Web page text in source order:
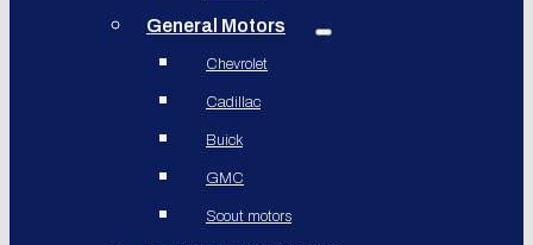
General Motors
Chevrolet
Cadillac
Buick
GMC
Scout motors